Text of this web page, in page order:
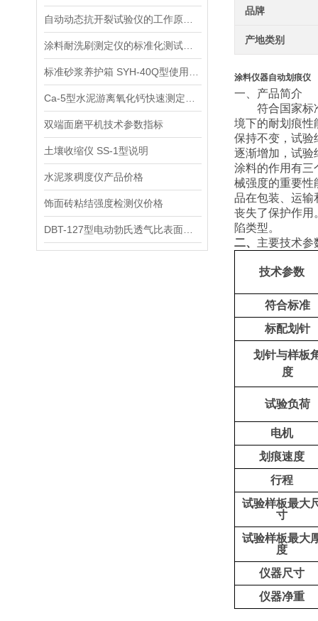
双端面磨平机技术参数指标
土壤收缩仪 SS-1型说明
水泥浆稠度仪产品价格
饰面砖粘结强度检测仪价格
品牌
产地类别
涂料仪器自动划痕仪
一、 产品简介
符合国家标
境下的耐划痕性
保持不变，试验
逐渐增加，试验
涂料的作用有三
械强度的重要性
品在包装、运输
丧失了保护作用
陷类型。
二、 主要技术参
技术参数
符合标准
标配划针
划针与样板
度
试验负荷
电机
划痕速度
行程
试验样板最大
寸
试验样板最大
度
仪器尺寸
仪器净重